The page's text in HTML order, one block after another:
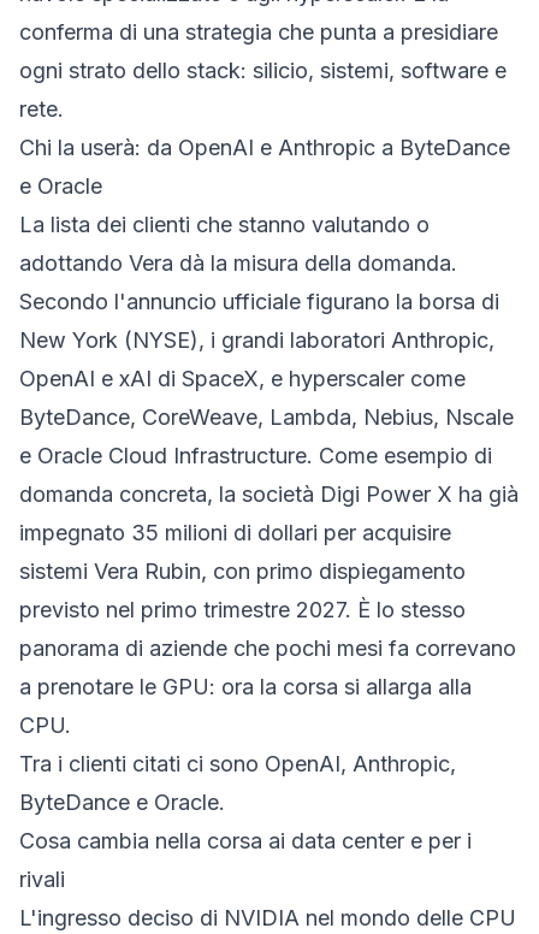
conferma di una strategia che punta a presidiare
ogni strato dello stack: silicio, sistemi, software e
rete.
Chi la userà: da OpenAI e Anthropic a ByteDance
e Oracle
La lista dei clienti che stanno valutando o
adottando Vera dà la misura della domanda.
Secondo l'annuncio ufficiale figurano la borsa di
New York (NYSE), i grandi laboratori Anthropic,
OpenAI e xAI di SpaceX, e hyperscaler come
ByteDance, CoreWeave, Lambda, Nebius, Nscale
e Oracle Cloud Infrastructure. Come esempio di
domanda concreta, la società Digi Power X ha già
impegnato 35 milioni di dollari per acquisire
sistemi Vera Rubin, con primo dispiegamento
previsto nel primo trimestre 2027. È lo stesso
panorama di aziende che pochi mesi fa correvano
a prenotare le GPU: ora la corsa si allarga alla
CPU.
Tra i clienti citati ci sono OpenAI, Anthropic,
ByteDance e Oracle.
Cosa cambia nella corsa ai data center e per i
rivali
L'ingresso deciso di NVIDIA nel mondo delle CPU